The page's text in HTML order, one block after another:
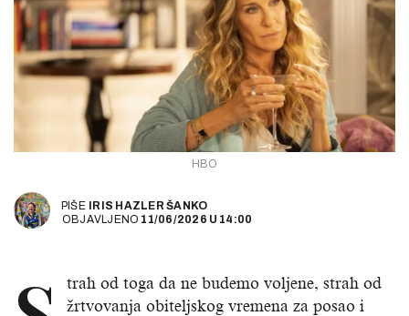
HBO
PIŠE IRIS HAZLER ŠANKO
OBJAVLJENO 11/06/2026 U 14:00
trah od toga da ne budemo voljene, strah od
žrtvovanja obiteljskog vremena za posao i